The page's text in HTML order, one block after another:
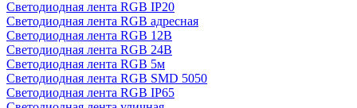
Светодиодная лента RGB IP20
Светодиодная лента RGB адресная
Светодиодная лента RGB 12В
Светодиодная лента RGB 24В
Светодиодная лента RGB 5м
Светодиодная лента RGB SMD 5050
Светодиодная лента RGB IP65